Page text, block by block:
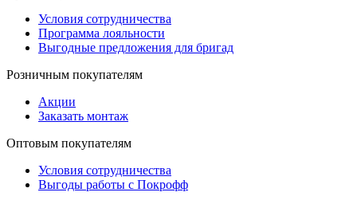
Условия сотрудничества
Программа лояльности
Выгодные предложения для бригад
Розничным покупателям
Акции
Заказать монтаж
Оптовым покупателям
Условия сотрудничества
Выгоды работы с Покрофф